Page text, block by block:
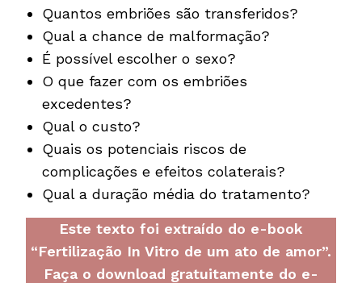
Quantos embriões são transferidos?
Qual a chance de malformação?
É possível escolher o sexo?
O que fazer com os embriões
excedentes?
Qual o custo?
Quais os potenciais riscos de
complicações e efeitos colaterais?
Qual a duração média do tratamento?
Este texto foi extraído do e-book
“Fertilização In Vitro de um ato de amor”.
Faça o download gratuitamente do e-